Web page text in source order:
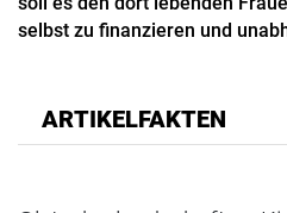
selbst zu finanzieren und
ARTIKELFAKTEN